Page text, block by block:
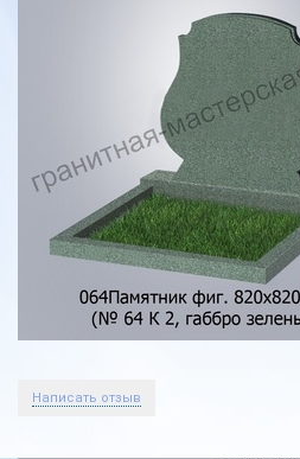
Экономные памятники
Фигурные памятники
Семейные памятники
Элитные памятники
Памятники из мраморной крошки
Гранитные памятники
Как заказать памятник
Написать отзыв